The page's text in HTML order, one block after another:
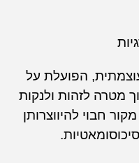
הפועלת על
מטרה לזהות ולנקות
חבוי להיווצרותן